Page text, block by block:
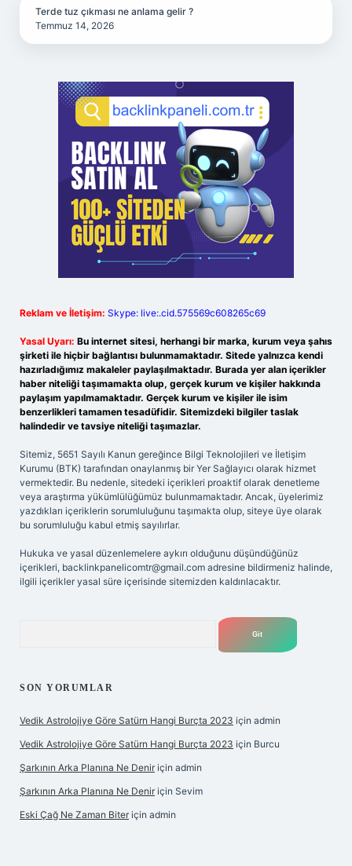
Terde tuz çıkması ne anlama gelir ?
Temmuz 14, 2026
Reklam ve İletişim: Skype: live:.cid.575569c608265c69
Yasal Uyarı: Bu internet sitesi, herhangi bir marka, kurum veya şahıs
şirketi ile hiçbir bağlantısı bulunmamaktadır. Sitede yalnızca kendi
hazırladığımız makaleler paylaşılmaktadır. Burada yer alan içerikler
haber niteliği taşımamakta olup, gerçek kurum ve kişiler hakkında
paylaşım yapılmamaktadır. Gerçek kurum ve kişiler ile isim
benzerlikleri tamamen tesadüfidir. Sitemizdeki bilgiler taslak
halindedir ve tavsiye niteliği taşımazlar.
Sitemiz, 5651 Sayılı Kanun gereğince Bilgi Teknolojileri ve İletişim
Kurumu (BTK) tarafından onaylanmış bir Yer Sağlayıcı olarak hizmet
vermektedir. Bu nedenle, sitedeki içerikleri proaktif olarak denetleme
veya araştırma yükümlülüğümüz bulunmamaktadır. Ancak, üyelerimiz
yazdıkları içeriklerin sorumluluğunu taşımakta olup, siteye üye olarak
bu sorumluluğu kabul etmiş sayılırlar.
Hukuka ve yasal düzenlemelere aykırı olduğunu düşündüğünüz
içerikleri, backlinkpanelicomtr@gmail.com adresine bildirmeniz halinde,
ilgili içerikler yasal süre içerisinde sitemizden kaldırılacaktır.
SON YORUMLAR
Vedik Astrolojiye Göre Satürn Hangi Burçta 2023 için admin
Vedik Astrolojiye Göre Satürn Hangi Burçta 2023 için Burcu
Şarkının Arka Planına Ne Denir için admin
Şarkının Arka Planına Ne Denir için Sevim
Eski Çağ Ne Zaman Biter için admin